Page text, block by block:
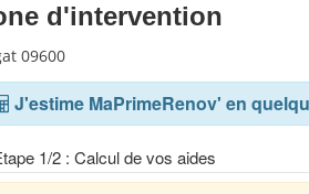
d'intervention
09600